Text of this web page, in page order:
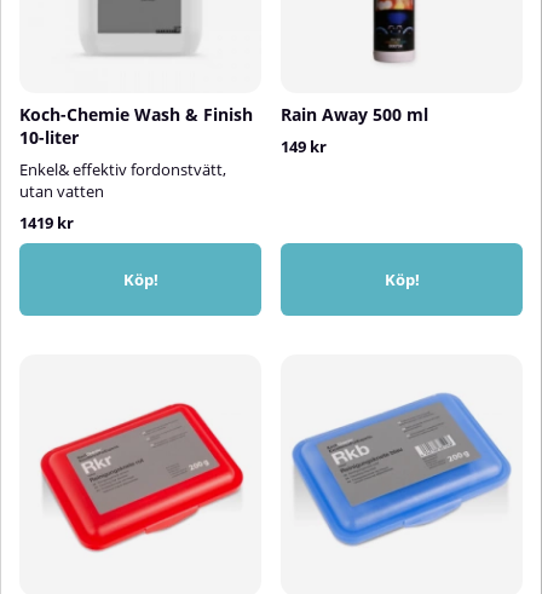
Koch-Chemie Wash & Finish
10-liter
Enkel& effektiv fordonstvätt,
utan vatten
1419 kr
Köp!
Rain Away 500 ml
149 kr
Köp!